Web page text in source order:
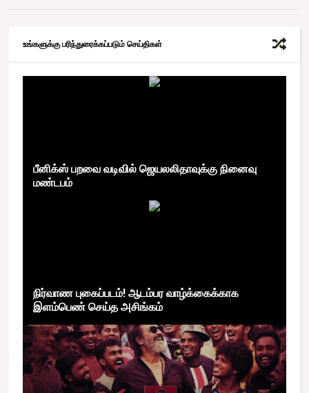
உங்களுக்கு பரிந்துரைக்கப்படும் செய்திகள்
பீனிக்ஸ் பறவை வடிவில் ஜெயலலிதாவுக்கு நினைவு
மண்டபம்
நிர்வாண புகைப்படம்! ஆடம்பர வாழ்க்கைக்காக
இளம்பெண் செய்த அசிங்கம்